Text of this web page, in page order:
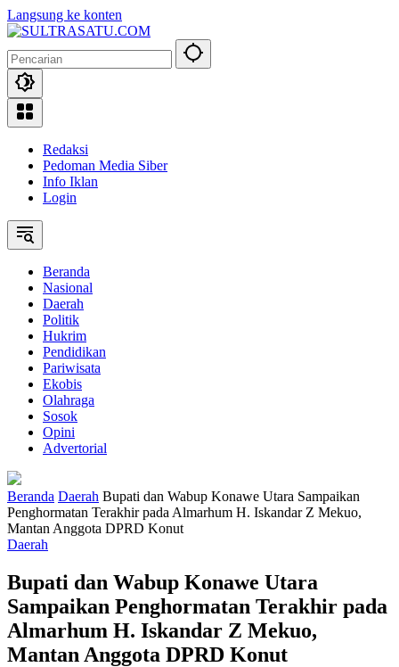
Langsung ke konten
Redaksi
Pedoman Media Siber
Info Iklan
Login
Beranda
Nasional
Daerah
Politik
Hukrim
Pendidikan
Pariwisata
Ekobis
Olahraga
Sosok
Opini
Advertorial
Beranda Daerah Bupati dan Wabup Konawe Utara Sampaikan
Penghormatan Terakhir pada Almarhum H. Iskandar Z Mekuo,
Mantan Anggota DPRD Konut
Daerah
Bupati dan Wabup Konawe Utara
Sampaikan Penghormatan Terakhir pada
Almarhum H. Iskandar Z Mekuo,
Mantan Anggota DPRD Konut